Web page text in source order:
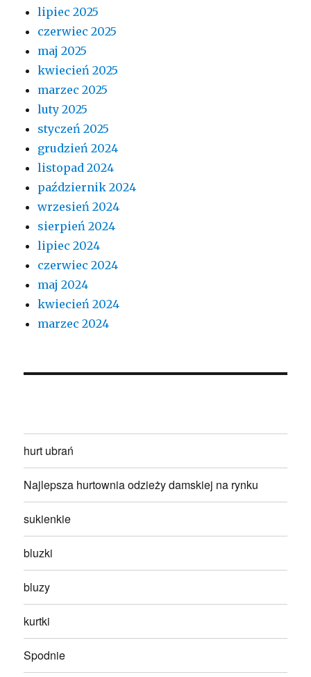
lipiec 2025
czerwiec 2025
maj 2025
kwiecień 2025
marzec 2025
luty 2025
styczeń 2025
grudzień 2024
listopad 2024
październik 2024
wrzesień 2024
sierpień 2024
lipiec 2024
czerwiec 2024
maj 2024
kwiecień 2024
marzec 2024
hurt ubrań
Najlepsza hurtownia odzieży damskiej na rynku
sukienkie
bluzki
bluzy
kurtki
Spodnie